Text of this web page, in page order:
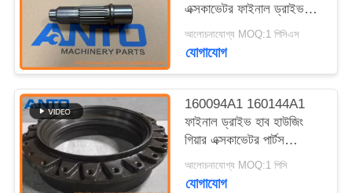
এক্সকাভেটর ফাইনাল ড্রাইভ
যন্ত্রাংশ ফিটিং
আলোচনাযোগ্য MOQ:1 পিসিএস
যোগাযোগ
160094A1 160144A1
ফাইনাল ড্রাইভ হাব হাউজিং
গিয়ার এক্সকাভেটর পার্টস
সুমিতোমো SH200 এর জন্য
প্রযোজ্য
আলোচনাযোগ্য MOQ:1 পিসি
যোগাযোগ